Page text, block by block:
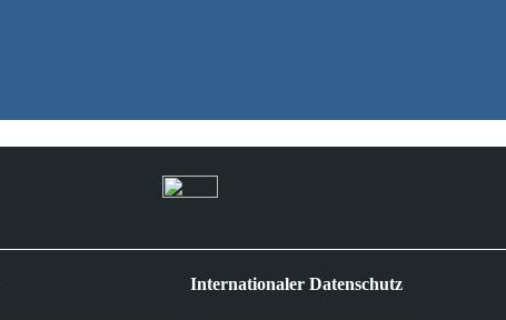
Internationaler Datenschutz